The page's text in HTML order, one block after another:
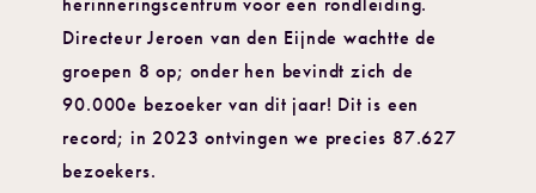
Directeur Jeroen van den Eijnde wachtte de
groepen 8 op; onder hen bevindt zich de
90.000e bezoeker van dit jaar! Dit is een
record; in 2023 ontvingen we precies 87.627
bezoekers.